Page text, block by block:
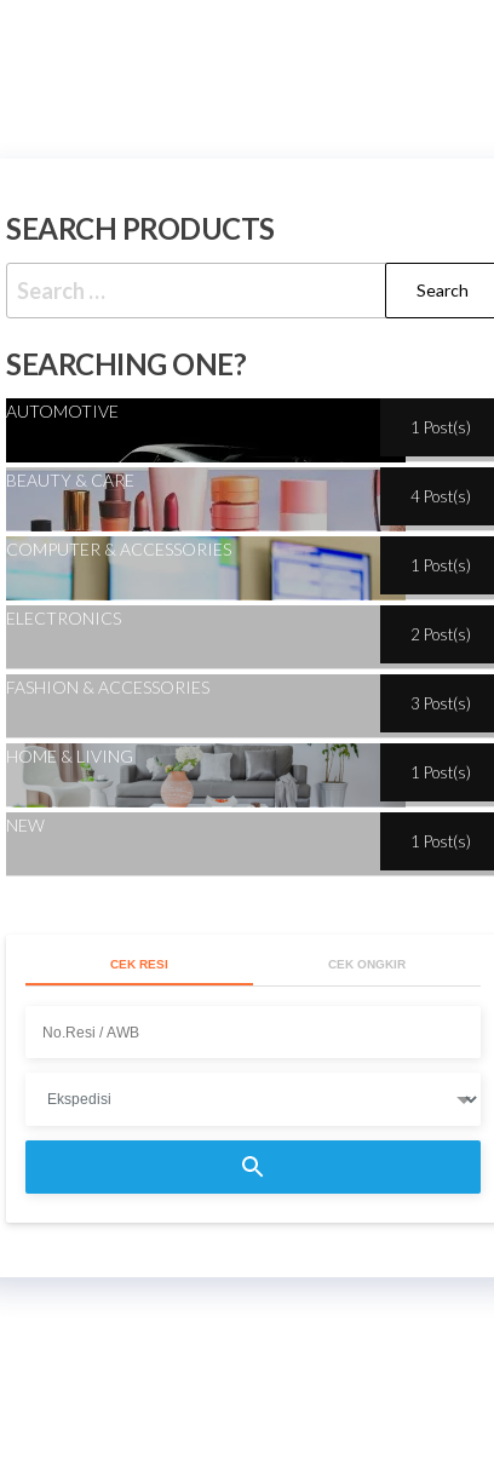
SEARCH PRODUCTS
SEARCHING ONE?
AUTOMOTIVE
1 Post(s)
BEAUTY & CARE
4 Post(s)
COMPUTER & ACCESSORIES
1 Post(s)
ELECTRONICS
2 Post(s)
FASHION & ACCESSORIES
3 Post(s)
HOME & LIVING
1 Post(s)
NEW
1 Post(s)
CEK RESI CEK ONGKIR